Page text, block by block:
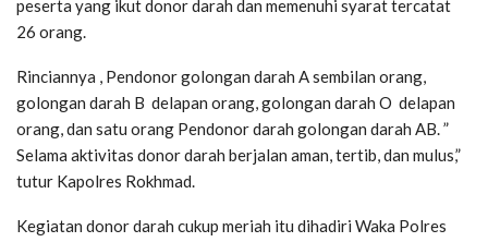
peserta yang ikut donor darah dan memenuhi syarat tercatat
26 orang.
Rinciannya , Pendonor golongan darah A sembilan orang,
golongan darah B delapan orang, golongan darah O delapan
orang, dan satu orang Pendonor darah golongan darah AB. ”
Selama aktivitas donor darah berjalan aman, tertib, dan mulus,”
tutur Kapolres Rokhmad.
Kegiatan donor darah cukup meriah itu dihadiri Waka Polres